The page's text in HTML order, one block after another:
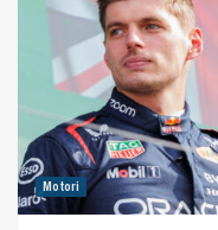
Motori